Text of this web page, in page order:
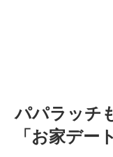
パパラッチ
「お家デー